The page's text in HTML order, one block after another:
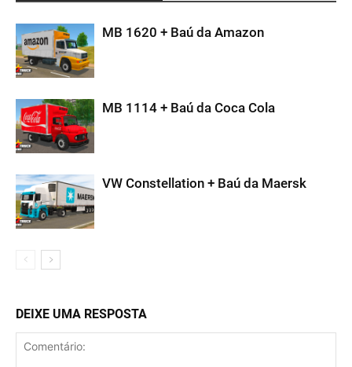
MB 1620 + Baú da Amazon
MB 1114 + Baú da Coca Cola
VW Constellation + Baú da Maersk
DEIXE UMA RESPOSTA